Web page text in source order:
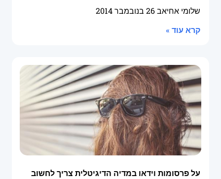
שלומי אחיאב26 בנובמבר 2014
קרא עוד »
על פרסומות וידאו במדיה הדיגיטלית צריך לחשוב